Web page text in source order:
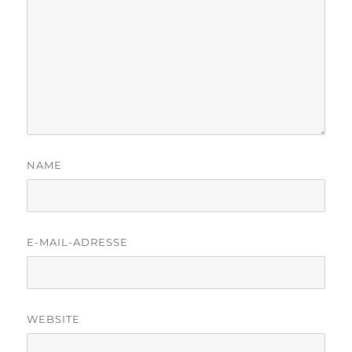
NAME
E-MAIL-ADRESSE
WEBSITE